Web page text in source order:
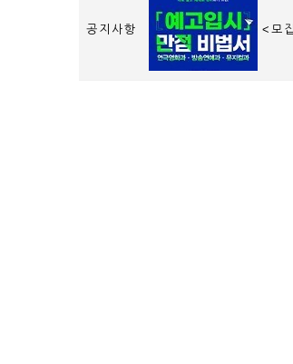
공지사항 <모